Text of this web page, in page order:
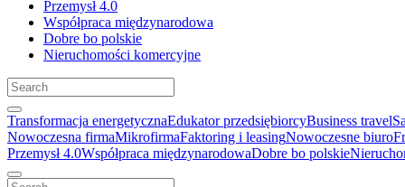
Przemysł 4.0
Współpraca międzynarodowa
Dobre bo polskie
Nieruchomości komercyjne
Transformacja energetycznaEdukator przedsiębiorcyBusiness travel
Nowoczesna firmaMikrofirmaFaktoring i leasingNowoczesne biuro
Przemysł 4.0Współpraca międzynarodowaDobre bo polskie